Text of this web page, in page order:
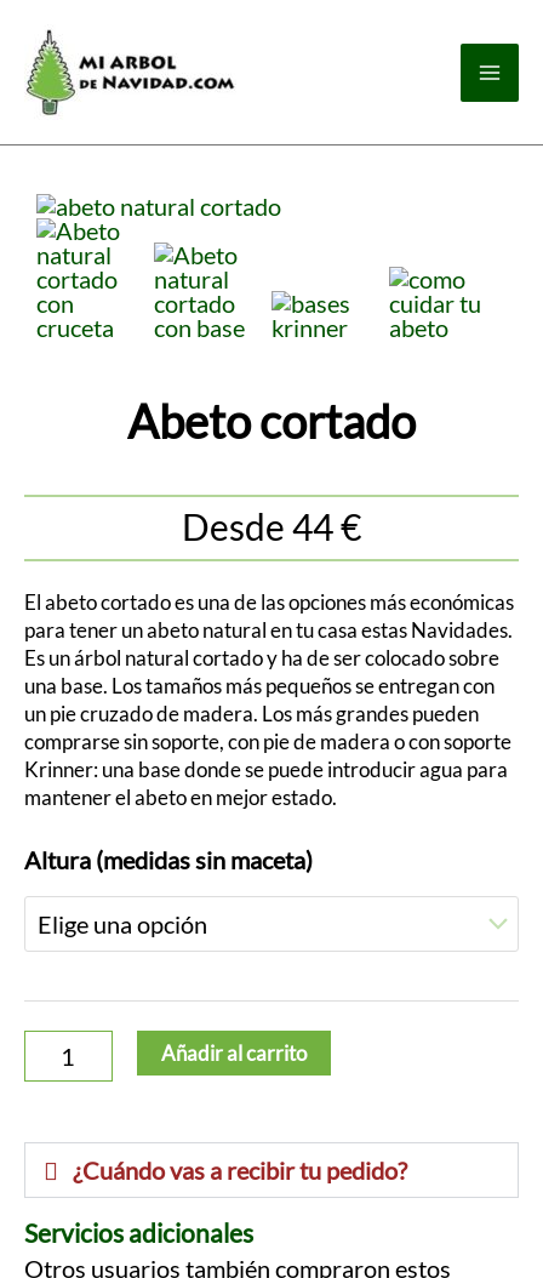
contenido
Abeto cortado
Desde44€
El abeto cortado es una de las opciones más económicas
para tener un abeto natural en tu casa estas Navidades.
Es un árbol natural cortado y ha de ser colocado sobre
una base. Los tamaños más pequeños se entregan con
un pie cruzado de madera. Los más grandes pueden
comprarse sin soporte, con pie de madera o con soporte
Krinner: una base donde se puede introducir agua para
mantener el abeto en mejor estado.
Altura (medidas sin maceta)
Abeto
cortado
cantidad
Añadir al carrito
¿Cuándo vas a recibir tu pedido?
Servicios adicionales
Otros usuarios también compraron estos